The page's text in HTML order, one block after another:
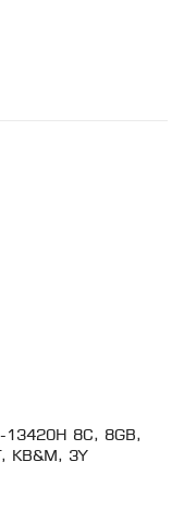
13420H 8C, 8GB,
KB&M, 3Y